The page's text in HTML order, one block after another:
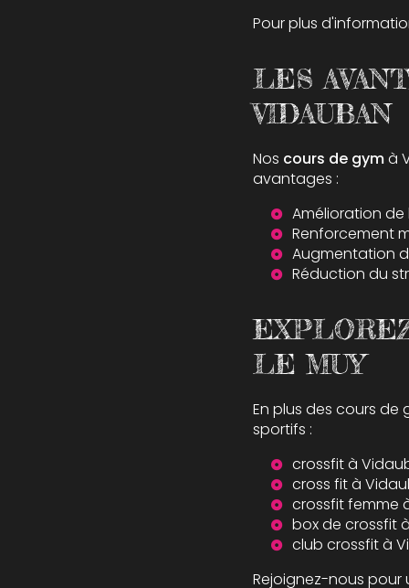
Pour plus
LES
VIDAUBAN
Nos cours de gymà
avantages :
Amélioration
Renforcement
Augmentation
Réduction du
LE MUY
En plus des cours
sportifs :
crossfit à
cross fit à
crossfit femme
box de crossfit
club crossfit à
Rejoignez-nous pour